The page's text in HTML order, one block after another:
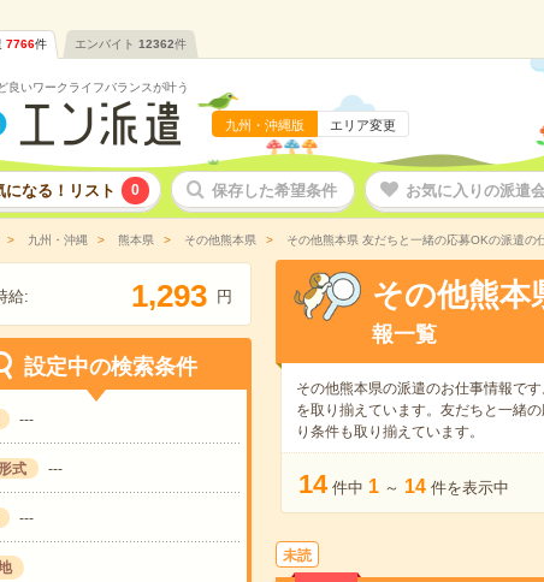
7766件 エンバイト 12362件
良いワークライフバランスが叶う
九州・沖縄版 エリア変更
になる！リスト 0 保存した希望条件 お気に入りの派遣
九州・沖縄 熊本県 その他熊本県 その他熊本県 友だちと一緒の応募OKの派遣の
給: 1,293 円
設定中の検索条件
---
式 ---
---
その他熊本
報一覧
その他熊本県の派遣のお仕事情報です
を取り揃えています。友だちと一緒の
り条件も取り揃えています。
14 件中 1 ～ 14 件を表示中
未読